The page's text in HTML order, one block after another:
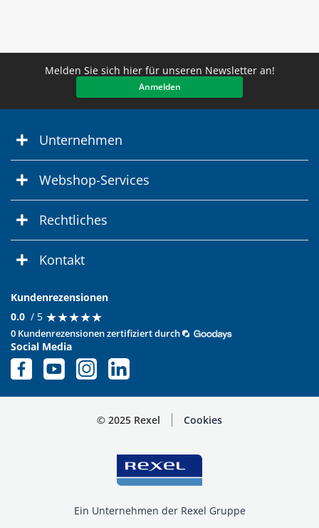
Melden Sie sich hier für unseren Newsletter an!
Anmelden
Unternehmen
Webshop-Services
Rechtliches
Kontakt
Kundenrezensionen
0.0 / 5 ★★★★★
★★★★★
0 Kundenrezensionen zertifiziert durch
Social Media
© 2025 Rexel Cookies
Ein Unternehmen der Rexel Gruppe